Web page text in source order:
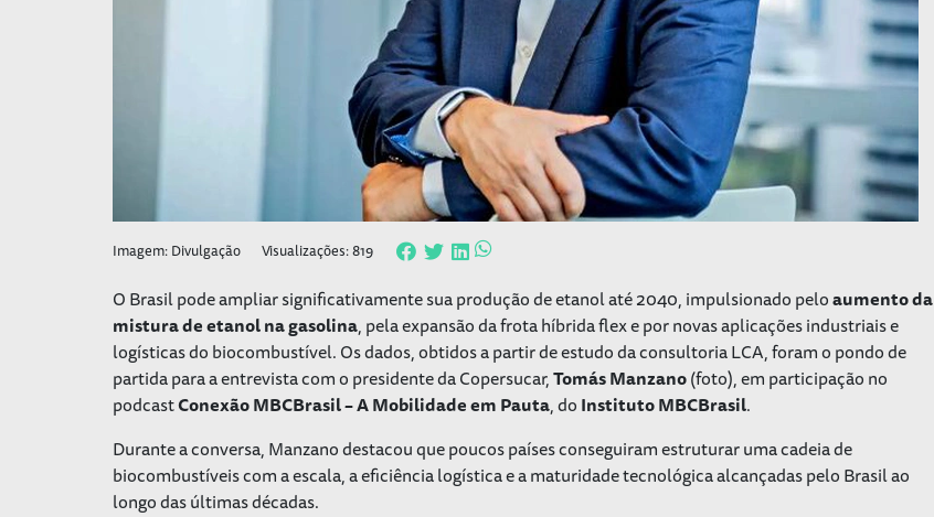
Imagem: Divulgação Visualizações: 819
O Brasil pode ampliar significativamente sua produção de etanol até 2040, impulsionado peloaumento da
mistura de etanol na gasolina, pela expansão da frota híbrida flex e por novas aplicações industriais e
logísticas do biocombustível. Os dados, obtidos a partir de estudo da consultoria LCA, foram o pondo de
partida para a entrevista com o presidente da Copersucar,Tomás Manzano(foto), em participação no
podcastConexão MBCBrasil – A Mobilidade em Pauta, doInstituto MBCBrasil.
Durante a conversa, Manzano destacou que poucos países conseguiram estruturar uma cadeia de
biocombustíveis com a escala, a eficiência logística e a maturidade tecnológica alcançadas pelo Brasil ao
longo das últimas décadas.